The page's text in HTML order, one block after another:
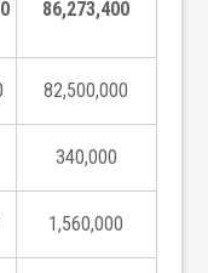
86,273,400
82,500,000
340,000
1,560,000